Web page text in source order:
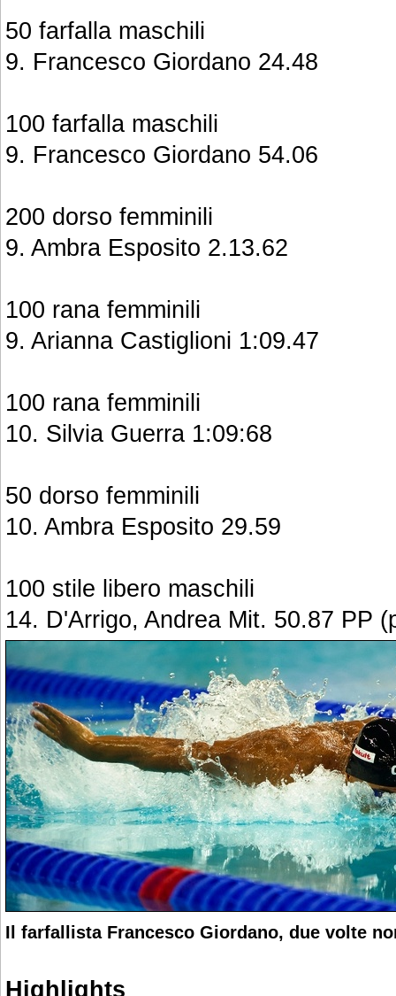
50 farfalla maschili
9. Francesco Giordano 24.48
100 farfalla maschili
9. Francesco Giordano 54.06
200 dorso femminili
9. Ambra Esposito 2.13.62
100 rana femminili
9. Arianna Castiglioni 1:09.47
100 rana femminili
10. Silvia Guerra 1:09:68
50 dorso femminili
10. Ambra Esposito 29.59
100 stile libero maschili
14. D'Arrigo, Andrea Mit. 50.87 PP
Il farfallista Francesco Giordano, due volte
Highlights